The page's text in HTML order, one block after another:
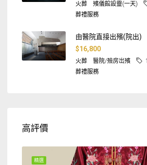
火葬 殯儀館設靈(一天)
葬禮服務
由醫院直接出殯(院出)
$16,800
火葬 醫院/殮房岀殯
葬禮服務
高評價
精選